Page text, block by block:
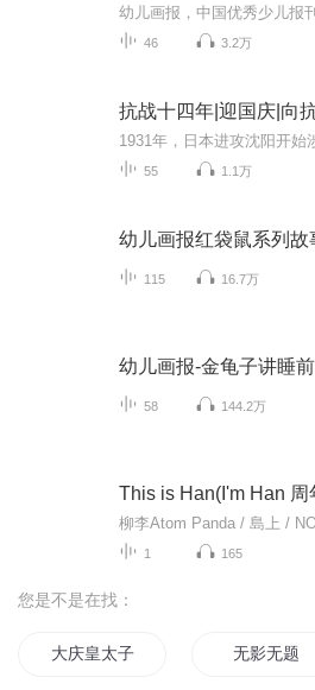
46 3.2万
抗战十四年|迎国庆|向
55 1.1万
幼儿画报红袋鼠系列故
115 16.7万
幼儿画报-金龟子讲睡
58 144.2万
This is Han(I'm Han 周
柳李Atom Panda / 島上 /
1 165
您是不是在找：
大庆皇太子 无影无题